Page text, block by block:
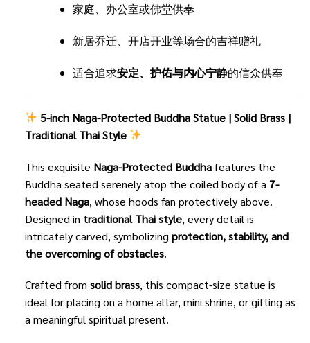
家庭、办公室或佛堂供奉
新居乔迁、开店开业等场合的吉祥赠礼
适合追求安定、护佑与内心宁静的信众供奉
5-inch Naga-Protected Buddha Statue | Solid Brass |
Traditional Thai Style
This exquisite Naga-Protected Buddhafeatures the
Buddha seated serenely atop the coiled body of a 7-
headed Naga, whose hoods fan protectively above.
Designed in traditional Thai style, every detail is
intricately carved, symbolizing protection, stability, and
the overcoming of obstacles.
Crafted from solid brass, this compact-size statue is
ideal for placing on a home altar, mini shrine, or gifting as
a meaningful spiritual present.